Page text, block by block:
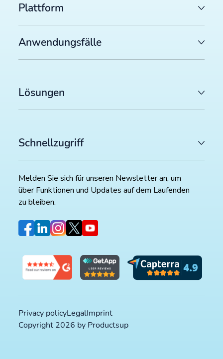
Plattform
Anwendungsfälle
Lösungen
Schnellzugriff
Melden Sie sich für unseren Newsletter an, um
über Funktionen und Updates auf dem Laufenden
zu bleiben.
Privacy policyLegalImprint
Copyright 2026 by Productsup